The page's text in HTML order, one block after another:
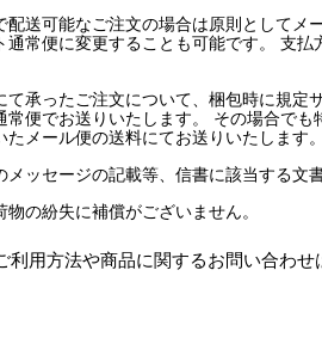
配送可能なご注文の場合は原則としてメ
通常便に変更することも可能です。 支
て承ったご注文について、梱包時に規定
常便でお送りいたします。 その場合で
たメール便の送料にてお送りいたします。
メッセージの記載等、信書に該当する文
物の紛失に補償がございません。
利用方法や商品に関するお問い合わせ